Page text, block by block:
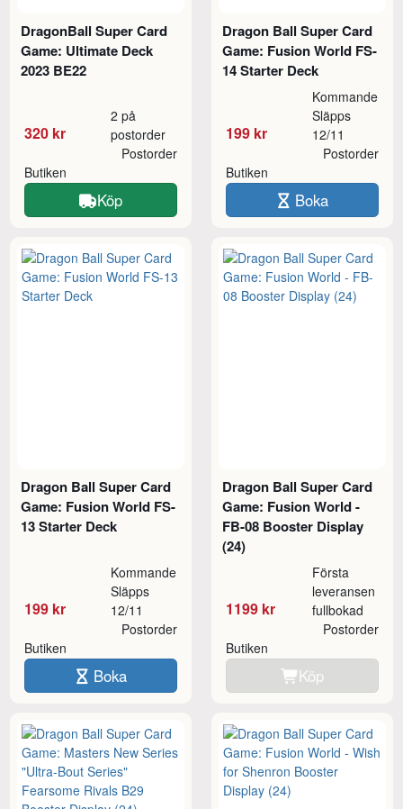
DragonBall Super Card
Game: Ultimate Deck
2023 BE22
320 kr
2 på
postorder
Butiken
Postorder
Köp
Dragon Ball Super Card
Game: Fusion World FS-
14 Starter Deck
199 kr
Kommande
Släpps
12/11
Butiken
Postorder
Boka
Dragon Ball Super Card
Game: Fusion World FS-
13 Starter Deck
199 kr
Kommande
Släpps
12/11
Butiken
Postorder
Boka
Dragon Ball Super Card
Game: Fusion World -
FB-08 Booster Display
(24)
1199 kr
Första
leveransen
fullbokad
Butiken
Postorder
Köp